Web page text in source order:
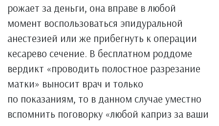
рожает за деньги, она вправе в любой
момент воспользоваться эпидуральной
анестезией или же прибегнуть к операции
кесарево сечение. В бесплатном роддоме
вердикт «проводить полостное разрезание
матки» выносит врач и только
по показаниям, то в данном случае уместно
вспомнить поговорку «любой каприз за ваши